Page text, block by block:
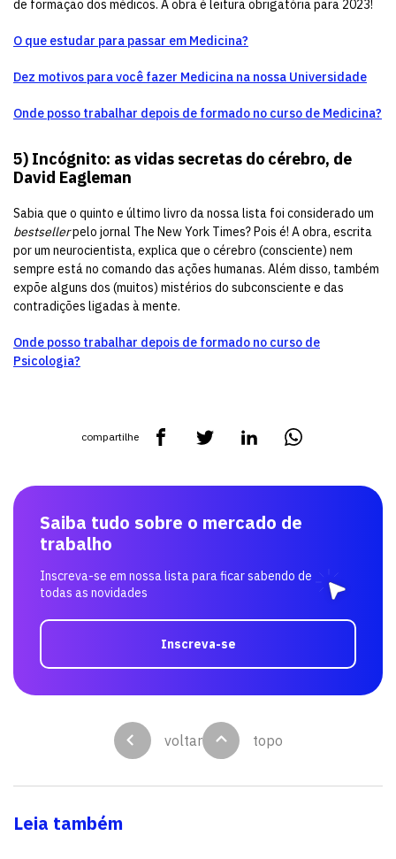
de formação dos médicos. A obra é leitura obrigatória para 2023!
O que estudar para passar em Medicina?
Dez motivos para você fazer Medicina na nossa Universidade
Onde posso trabalhar depois de formado no curso de Medicina?
5) Incógnito: as vidas secretas do cérebro, de
David Eagleman
Sabia que o quinto e último livro da nossa lista foi considerado um
bestsellerpelo jornal The New York Times? Pois é! A obra, escrita
por um neurocientista, explica que o cérebro (consciente) nem
sempre está no comando das ações humanas. Além disso, também
expõe alguns dos (muitos) mistérios do subconsciente e das
contradições ligadas à mente.
Onde posso trabalhar depois de formado no curso de
Psicologia?
compartilhe
Saiba tudo sobre o mercado de
trabalho
Inscreva-se em nossa lista para ficar sabendo de
todas as novidades
Inscreva-se
voltar topo
Leia também